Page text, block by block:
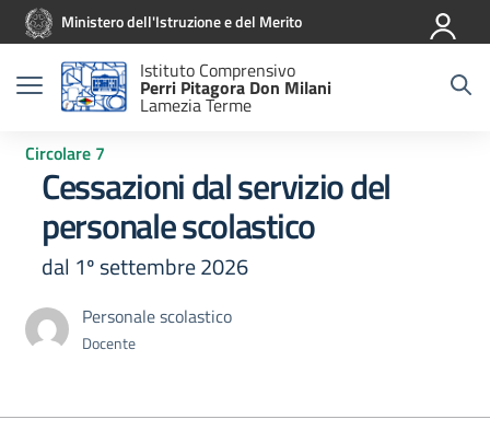
Vai ai contenuti
Vai al menu di navigazione
Vai al footerMinistero dell'Istruzione e del Merito
Istituto Comprensivo
Perri Pitagora Don Milani
Lamezia Terme
Circolare 7
Cessazioni dal servizio del
personale scolastico
dal 1º settembre 2026
Personale scolastico
Docente